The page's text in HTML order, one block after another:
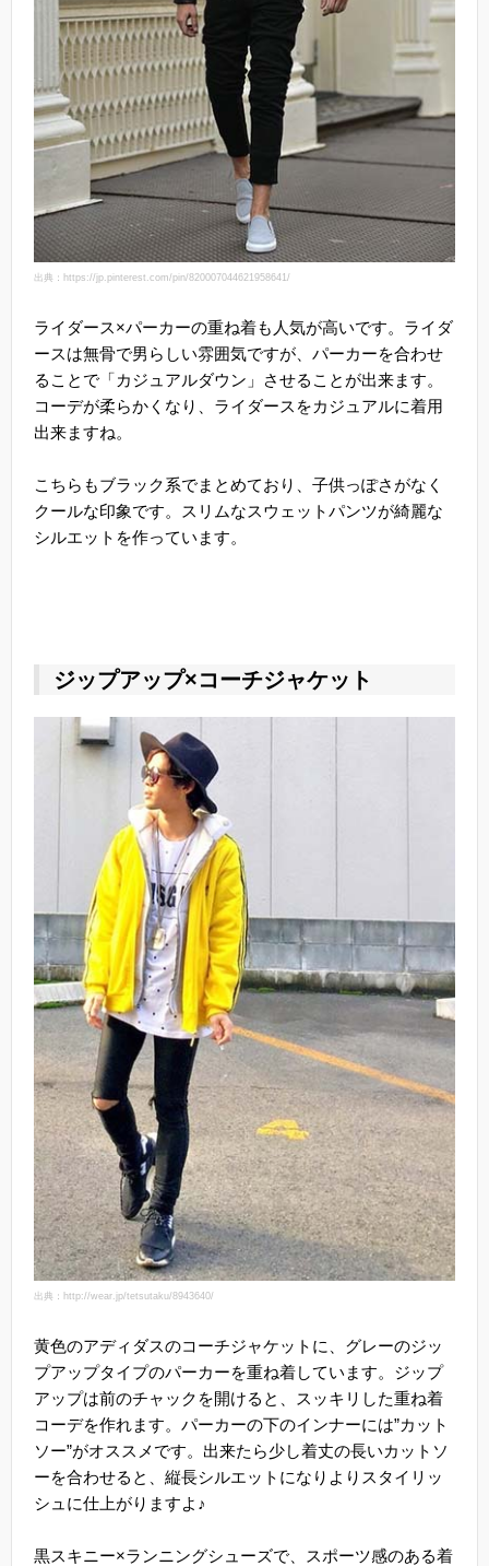
出典：https://jp.pinterest.com/pin/820007044621958641/
ライダース×パーカーの重ね着も人気が高いです。ライダ
ースは無骨で男らしい雰囲気ですが、パーカーを合わせ
ることで「カジュアルダウン」させることが出来ます。
コーデが柔らかくなり、ライダースをカジュアルに着用
出来ますね。
こちらもブラック系でまとめており、子供っぽさがなく
クールな印象です。スリムなスウェットパンツが綺麗な
シルエットを作っています。
ジップアップ×コーチジャケット
出典：http://wear.jp/tetsutaku/8943640/
黄色のアディダスのコーチジャケットに、グレーのジッ
プアップタイプのパーカーを重ね着しています。ジップ
アップは前のチャックを開けると、スッキリした重ね着
コーデを作れます。パーカーの下のインナーには”カット
ソー”がオススメです。出来たら少し着丈の長いカットソ
ーを合わせると、縦長シルエットになりよりスタイリッ
シュに仕上がりますよ♪
黒スキニー×ランニングシューズで、スポーツ感のある着